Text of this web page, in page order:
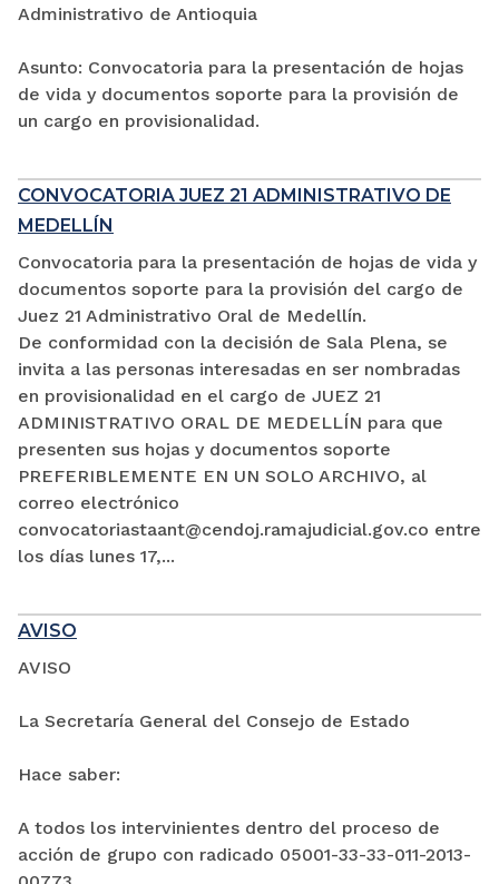
Administrativo de Antioquia
Asunto: Convocatoria para la presentación de hojas
de vida y documentos soporte para la provisión de
un cargo en provisionalidad.
CONVOCATORIA JUEZ 21 ADMINISTRATIVO DE
MEDELLÍN
Convocatoria para la presentación de hojas de vida y
documentos soporte para la provisión del cargo de
Juez 21 Administrativo Oral de Medellín.
De conformidad con la decisión de Sala Plena, se
invita a las personas interesadas en ser nombradas
en provisionalidad en el cargo de JUEZ 21
ADMINISTRATIVO ORAL DE MEDELLÍN para que
presenten sus hojas y documentos soporte
PREFERIBLEMENTE EN UN SOLO ARCHIVO, al
correo electrónico
convocatoriastaant@cendoj.ramajudicial.gov.co entre
los días lunes 17,...
AVISO
AVISO
La Secretaría General del Consejo de Estado
Hace saber:
A todos los intervinientes dentro del proceso de
acción de grupo con radicado 05001-33-33-011-2013-